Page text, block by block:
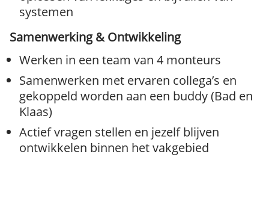
systemen
Samenwerking & Ontwikkeling
Werken in een team van 4 monteurs
Samenwerken met ervaren collega’s en
gekoppeld worden aan een buddy (Bad en
Klaas)
Actief vragen stellen en jezelf blijven
ontwikkelen binnen het vakgebied